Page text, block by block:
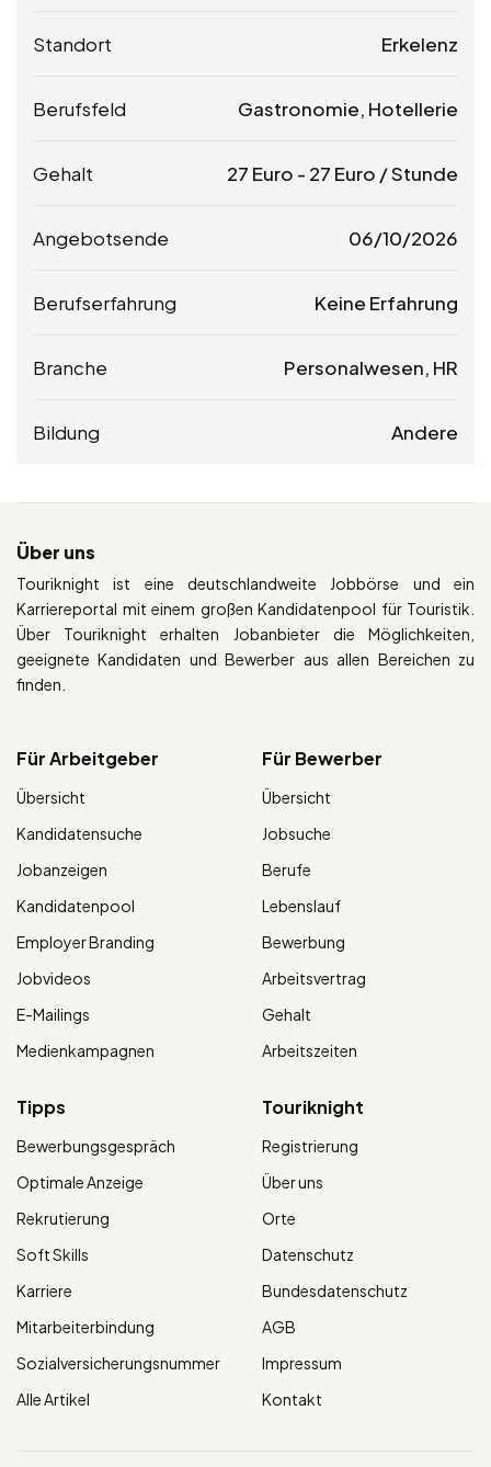
Standort Erkelenz
Berufsfeld Gastronomie, Hotellerie
Gehalt 27 Euro - 27 Euro / Stunde
Angebotsende 06/10/2026
Berufserfahrung Keine Erfahrung
Branche Personalwesen, HR
Bildung Andere
Über uns
Touriknight ist eine deutschlandweite Jobbörse und ein
Karriereportal mit einem großen Kandidatenpool für Touristik.
Über Touriknight erhalten Jobanbieter die Möglichkeiten,
geeignete Kandidaten und Bewerber aus allen Bereichen zu
finden.
Für Arbeitgeber
Übersicht
Kandidatensuche
Jobanzeigen
Kandidatenpool
Employer Branding
Jobvideos
E-Mailings
Medienkampagnen
Für Bewerber
Übersicht
Jobsuche
Berufe
Lebenslauf
Bewerbung
Arbeitsvertrag
Gehalt
Arbeitszeiten
Tipps
Bewerbungsgespräch
Optimale Anzeige
Rekrutierung
Soft Skills
Karriere
Mitarbeiterbindung
Sozialversicherungsnummer
Alle Artikel
Touriknight
Registrierung
Über uns
Orte
Datenschutz
Bundesdatenschutz
AGB
Impressum
Kontakt